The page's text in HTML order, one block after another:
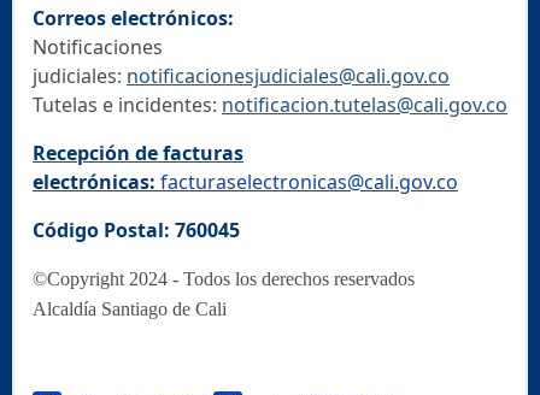
Correos electrónicos:
Notificaciones
judiciales: notificacionesjudiciales@cali.gov.co
Tutelas e incidentes: notificacion.tutelas@cali.gov.co
Recepción de facturas
electrónicas: facturaselectronicas@cali.gov.co
Código Postal: 760045
©Copyright 2024 - Todos los derechos reservados
Alcaldía Santiago de Cali